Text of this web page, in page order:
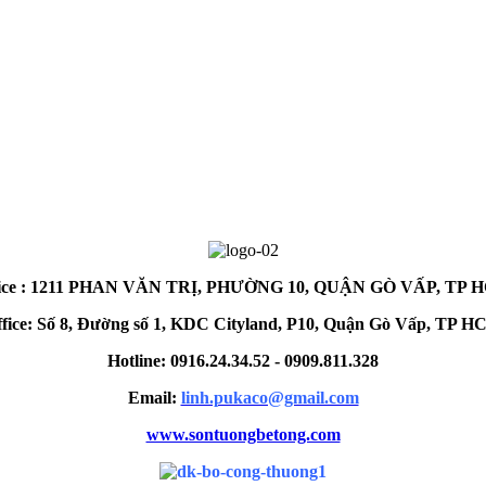
: 1211 PHAN VĂN TRỊ, PHƯỜNG 10, QUẬN GÒ VẤP, TP
Số 8, Đường số 1, KDC Cityland, P10, Quận Gò Vấp, TP
Hotline: 0916.24.34.52 - 0909.811.328
Email: linh.pukaco@gmail.com
www.sontuongbetong.com